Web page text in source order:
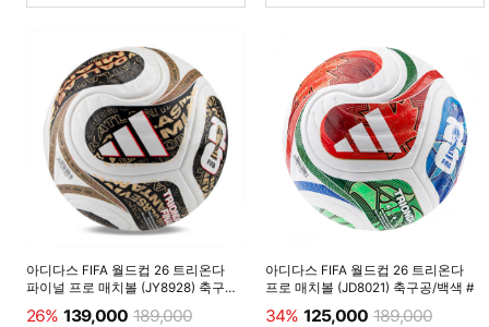
아디다스 FIFA 월드컵 26 트리온다
파이널 프로 매치볼 (JY8928) 축구공/
26% 139,000 189,000
아디다스 FIFA 월드컵 26 트리온다
프로 매치볼 (JD8021) 축구공/백색 #
34% 125,000 189,000